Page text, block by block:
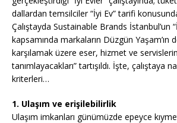
dallardan temsilciler “İyi Ev” tarifi
Çalıştayda Sustainable Brands İstanbul’un
kapsamında markaların Düzgün Yaşam’ın
karşılamak üzere eser, hizmet ve
tanımlayacakları” tartışıldı. İşte, çalıştaya
kriterleri…
1. Ulaşım ve erişilebilirlik
Ulaşım imkanları günümüzde epeyce